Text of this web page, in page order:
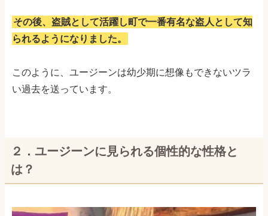
その後、盗賊として活躍し町で一番有名な盗人として知
られるようになりました。
このように、ユージーンは幼少期に想像もできないツラ
い過去を送っています。
２．ユージーンに見られる個性的な性格と
は？